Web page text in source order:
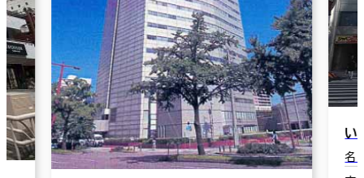
いちご名古屋ビル
名古屋市中村区名駅4-24-8